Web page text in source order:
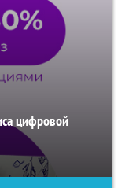
цифровой